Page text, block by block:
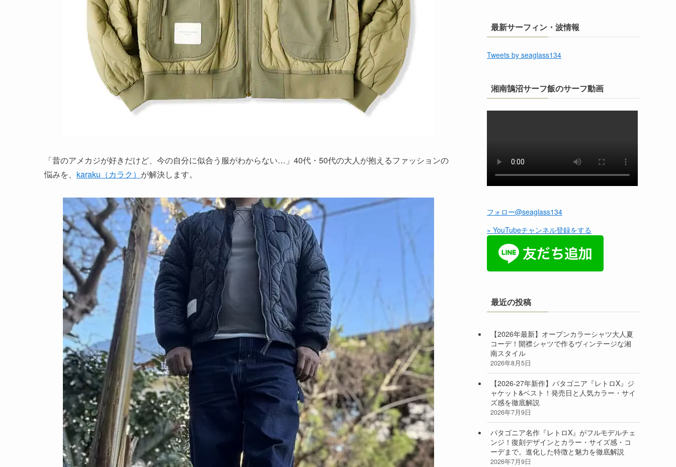
「昔のアメカジが好きだけど、今の自分に似合う服がわからない…」40代・50代の大人が抱えるファッションの
悩みを、 karaku（カラク） が解決します。
最新サーフィン・波情報
Tweets by seaglass134
湘南鵠沼サーフ飯のサーフ動画
フォロー@seaglass134
» YouTubeチャンネル登録をする
最近の投稿
【2026年最新】オープンカラーシャツ大人夏
コーデ！開襟シャツで作るヴィンテージな湘
南スタイル
2026年8月5日
【2026-27年新作】パタゴニア『レトロX』ジ
ャケット&ベスト！発売日と人気カラー・サイ
ズ感を徹底解説
2026年7月9日
パタゴニア名作『レトロX』がフルモデルチェ
ンジ！復刻デザインとカラー・サイズ感・コ
ーデまで。進化した特徴と魅力を徹底解説
2026年7月9日